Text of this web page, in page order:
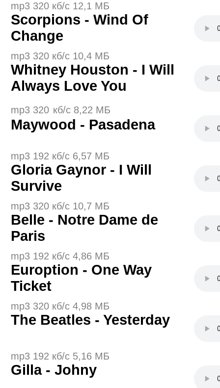
mp3 320 кб/с 12,1 МБ
Scorpions - Wind Of
Change
mp3 320 кб/с 10,4 МБ
Whitney Houston - I Will
Always Love You
mp3 320 кб/с 8,22 МБ
Maywood - Pasadena
mp3 192 кб/с 6,57 МБ
Gloria Gaynor - I Will
Survive
mp3 320 кб/с 10,7 МБ
Belle - Notre Dame de
Paris
mp3 192 кб/с 4,86 МБ
Euroption - One Way
Ticket
mp3 320 кб/с 4,98 МБ
The Beatles - Yesterday
mp3 192 кб/с 5,16 МБ
Gilla - Johny